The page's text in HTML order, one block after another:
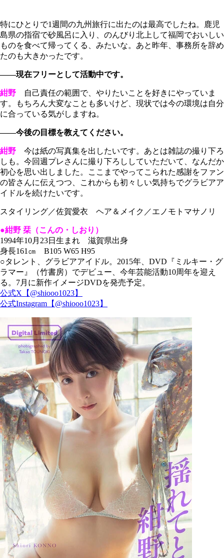
特にひとりで1週間の九州旅行に出たのは最高でしたね。鹿児
島県の指宿で砂風呂に入り、のんびり北上して福岡でおいしい
ものを食べて帰ってくる、みたいな。あと昨年、事務所を辞め
たのも大きかったです。
――現在フリーとして活動中です。
紺野 自己責任の範囲で、やりたいことを好きにやっていま
す。もちろん大変なことも多いけど、現状では今の環境は自分
に合っている気がしますね。
――今後の目標を教えてください。
紺野 今は紙の写真集を出したいです。あとは雑誌の撮り下ろ
しも。今回週プレさんに撮り下ろししていただいて、なんだか
初心を思い出しました。ここまでやってこられた感謝をファン
の皆さんに伝えつつ、これからも初々しい気持ちでグラビアア
イドルを続けたいです。
スタイリング／佐賀愛衣 ヘア＆メイク／エノモトマサノリ
●紺野 栞（こんの・しおり）
1994年10月23日生まれ 滋賀県出身
身長161㎝ B105 W65 H95
○タレント、グラビアアイドル。2015年、DVD『ミルキー・グ
ラマー』（竹書房）でデビュー、今年芸能活動10周年を迎え
る。7月に新作イメージDVDを発売予定。
公式X【@shiooo1023】
公式Instagram【@shiooo1023】